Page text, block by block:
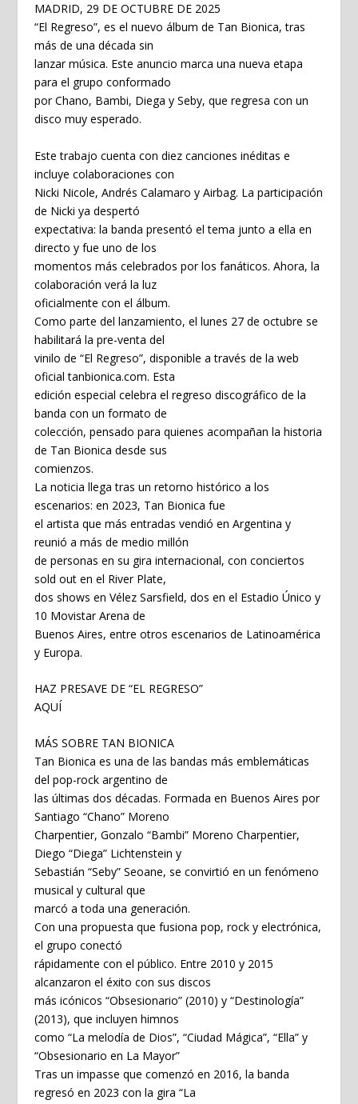
MADRID, 29 DE OCTUBRE DE 2025
“El Regreso”, es el nuevo álbum de Tan Bionica, tras
más de una década sin
lanzar música. Este anuncio marca una nueva etapa
para el grupo conformado
por Chano, Bambi, Diega y Seby, que regresa con un
disco muy esperado.
Este trabajo cuenta con diez canciones inéditas e
incluye colaboraciones con
Nicki Nicole, Andrés Calamaro y Airbag. La participación
de Nicki ya despertó
expectativa: la banda presentó el tema junto a ella en
directo y fue uno de los
momentos más celebrados por los fanáticos. Ahora, la
colaboración verá la luz
oficialmente con el álbum.
Como parte del lanzamiento, el lunes 27 de octubre se
habilitará la pre-venta del
vinilo de “El Regreso”, disponible a través de la web
oficial tanbionica.com. Esta
edición especial celebra el regreso discográfico de la
banda con un formato de
colección, pensado para quienes acompañan la historia
de Tan Bionica desde sus
comienzos.
La noticia llega tras un retorno histórico a los
escenarios: en 2023, Tan Bionica fue
el artista que más entradas vendió en Argentina y
reunió a más de medio millón
de personas en su gira internacional, con conciertos
sold out en el River Plate,
dos shows en Vélez Sarsfield, dos en el Estadio Único y
10 Movistar Arena de
Buenos Aires, entre otros escenarios de Latinoamérica
y Europa.
HAZ PRESAVE DE “EL REGRESO”
AQUÍ
MÁS SOBRE TAN BIONICA
Tan Bionica es una de las bandas más emblemáticas
del pop-rock argentino de
las últimas dos décadas. Formada en Buenos Aires por
Santiago “Chano” Moreno
Charpentier, Gonzalo “Bambi” Moreno Charpentier,
Diego “Diega” Lichtenstein y
Sebastián “Seby” Seoane, se convirtió en un fenómeno
musical y cultural que
marcó a toda una generación.
Con una propuesta que fusiona pop, rock y electrónica,
el grupo conectó
rápidamente con el público. Entre 2010 y 2015
alcanzaron el éxito con sus discos
más icónicos “Obsesionario” (2010) y “Destinología”
(2013), que incluyen himnos
como “La melodía de Dios”, “Ciudad Mágica”, “Ella” y
“Obsesionario en La Mayor”
Tras un impasse que comenzó en 2016, la banda
regresó en 2023 con la gira “La